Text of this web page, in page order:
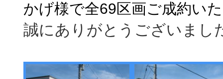
かげ様で全69区画ご成約い
誠にありがとうございまし